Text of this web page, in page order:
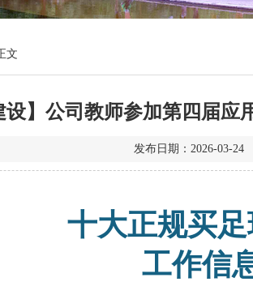
文
设】公司教师参加第四届
发布日期：2026-03-
十大正规买
工作信